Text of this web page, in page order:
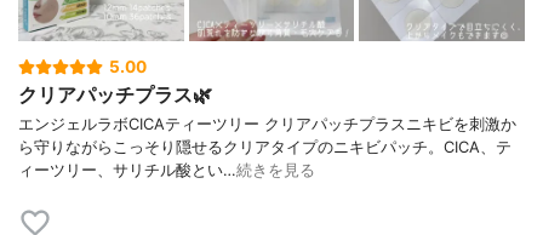
5.00
クリアパッチプラス🌿
エンジェルラボCICAティーツリー クリアパッチプラスニキビを刺激か
ら守りながらこっそり隠せるクリアタイプのニキビパッチ。CICA、テ
ィーツリー、サリチル酸とい…続きを見る